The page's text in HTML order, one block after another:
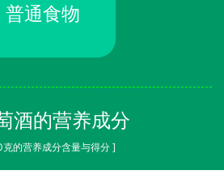
普通食物
酒的营养成分
的营养成分含量与得分 ]